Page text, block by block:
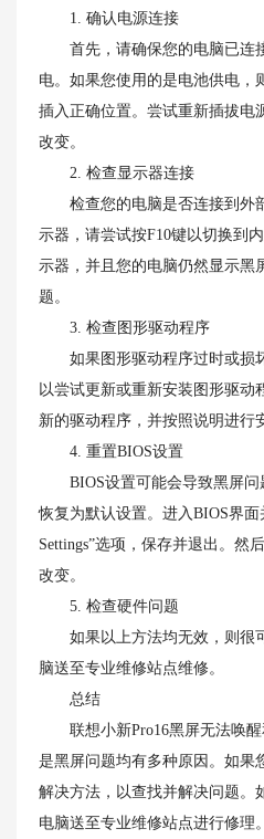
1. 确认电源连接
首先，请确保您的电脑已连
电。如果您使用的是电池供电，
插入正确位置。尝试重新插拔电
改变。
2. 检查显示器连接
检查您的电脑是否连接到外
示器，请尝试按F10键以切换到
示器，并且您的电脑仍然显示黑
题。
3. 检查图形驱动程序
如果图形驱动程序过时或损
以尝试更新或重新安装图形驱动
新的驱动程序，并按照说明进行
4. 重置BIOS设置
BIOS设置可能会导致黑屏问
恢复为默认设置。进入BIOS界面
Settings”选项，保存并退出。然
改变。
5. 检查硬件问题
如果以上方法均无效，则很
脑送至专业维修站点维修。
总结
联想小新Pro16黑屏无法唤醒
是黑屏问题均有多种原因。如果
解决方法，以查找并解决问题。
电脑送至专业维修站点进行修理。